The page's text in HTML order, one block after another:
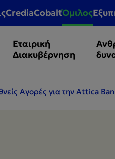
CrediaCobaltΌμιλος
Εταιρική
Διακυβέρνηση
Αγορές για την Attica